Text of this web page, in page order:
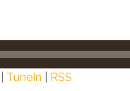
TuneIn RSS